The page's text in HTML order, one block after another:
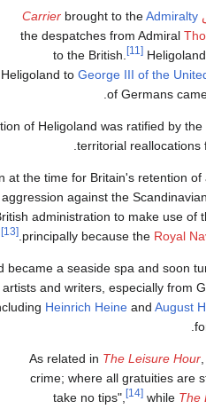
Carrier brought to theAdmiralty
the despatches from Admiral
to the British.
[11]
to George III of the
of Germans
of Heligoland was ratified by the
territorial reallocations
at the time for Britain's retention
against the
administration to make use
principally because the Royal
[13]
became a seaside spa and soon
and writers, especially from
Heinrich Heine and August
.
As related in The Leisure Hour
crime; where all gratuities are
take no tips",
[14] while The